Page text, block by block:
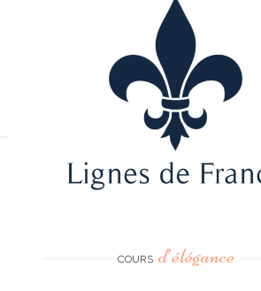
COURS d’élégance